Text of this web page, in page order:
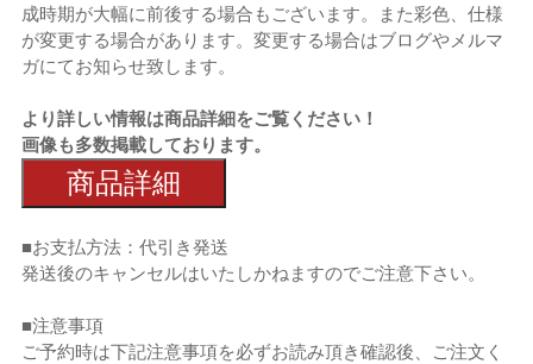
成時期が大幅に前後する場合もございます。また彩色、仕様
が変更する場合があります。変更する場合はブログやメルマ
ガにてお知らせ致します。
より詳しい情報は商品詳細をご覧ください！
画像も多数掲載しております。
商品詳細
■お支払方法：代引き発送
発送後のキャンセルはいたしかねますのでご注意下さい。
■注意事項
ご予約時は下記注意事項を必ずお読み頂き確認後、ご注文く